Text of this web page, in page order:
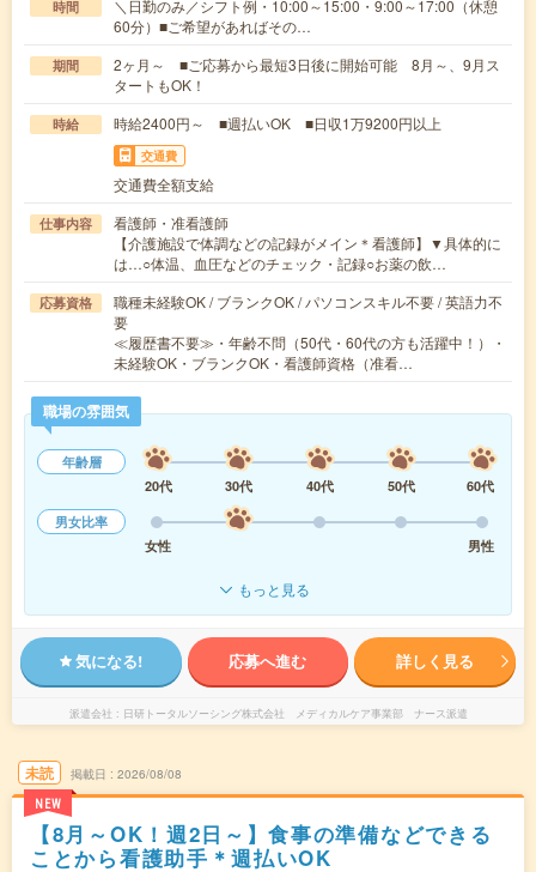
時間
＼日勤のみ／シフト例・10:00～15:00・9:00～17:00（休憩
60分）■ご希望があればその…
期間
2ヶ月～ ■ご応募から最短3日後に開始可能 8月～、9月ス
タートもOK！
時給 時給2400円～ ■週払いOK ■日収1万9200円以上
交通費
交通費全額支給
仕事内容
看護師・准看護師
【介護施設で体調などの記録がメイン＊看護師】▼具体的に
は…○体温、血圧などのチェック・記録○お薬の飲…
応募資格
職種未経験OK / ブランクOK / パソコンスキル不要 / 英語力不
要
≪履歴書不要≫・年齢不問（50代・60代の方も活躍中！）・
未経験OK・ブランクOK・看護師資格（准看…
職場の雰囲気
年齢層
20代
30代 40代 50代
60代
男女比率
女性
男性
もっと見る
気になる! 応募へ進む 詳しく見る
派遣会社 日研トータルソーシング株式会社 メディカルケア事業部 ナース派遣
未読
NEW
掲載日 2026/08/08
【8月～OK！週2日～】食事の準備などできる
ことから看護助手＊週払いOK